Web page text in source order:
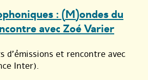
: (M)ondes du
avec Zoé Varier
d’émissions et rencontre avec
Inter).